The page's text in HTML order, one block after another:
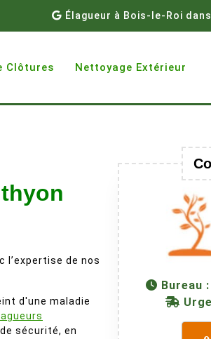
Élagueur à Bois-le-Roi
Clôtures Nettoyage Extérieur
l’expertise de nos
d'une maladie
sécurité, en
Bureau :